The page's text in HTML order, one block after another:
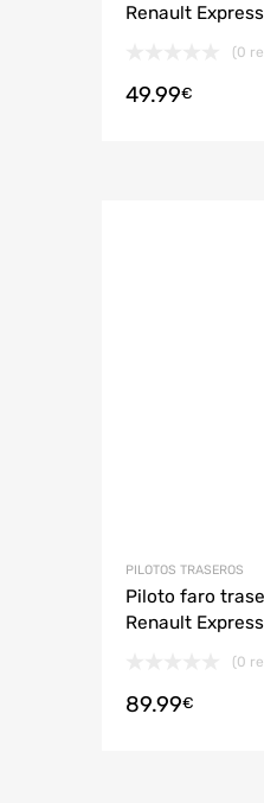
Renault
(0
49.99€
PILOTOS TRASEROS
Piloto faro
Renault
(0
89.99€